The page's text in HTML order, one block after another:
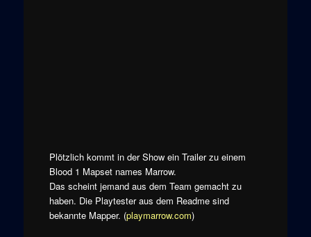
Plötzlich kommt in der Show ein Trailer zu einem
Blood 1 Mapset names Marrow.
Das scheint jemand aus dem Team gemacht zu
haben. Die Playtester aus dem Readme sind
bekannte Mapper. (playmarrow.com)